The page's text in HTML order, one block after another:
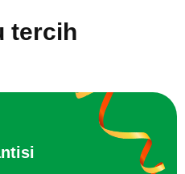
4500 TL
tercih